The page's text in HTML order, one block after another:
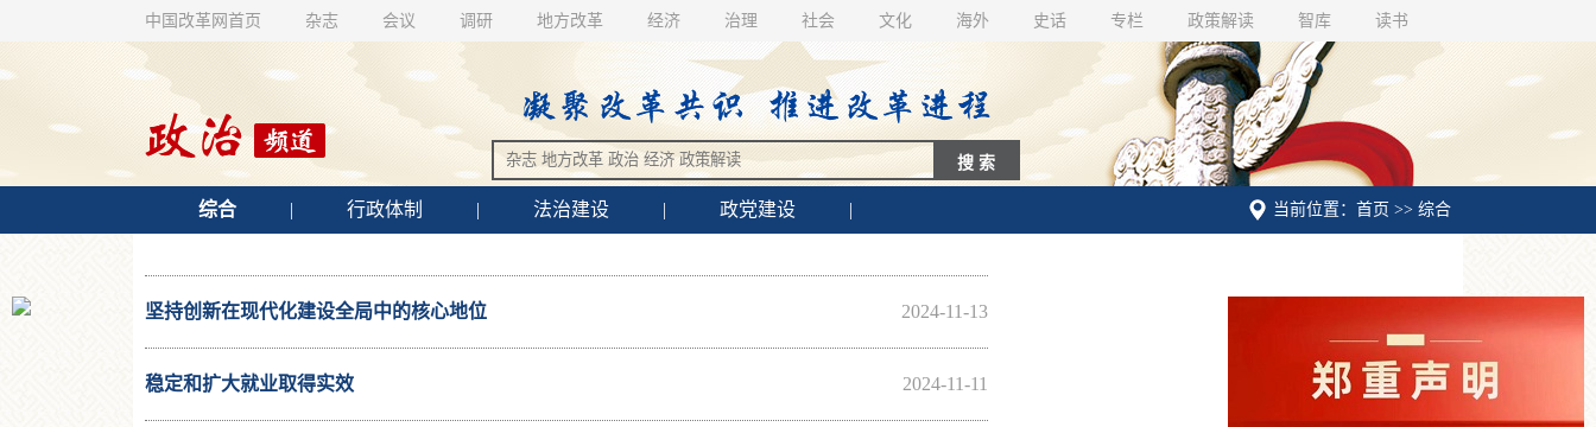
中国改革网首页 杂志 会议 调研 地方改革 经济 治理 社会 文化 海外 史话 专栏 政策解读 智库 读书
当前位置：首页 >> 综合
综合 | 行政体制 | 法治建设 | 政党建设 |
2024-11-13
坚持创新在现代化建设全局中的核心地位
2024-11-11
稳定和扩大就业取得实效